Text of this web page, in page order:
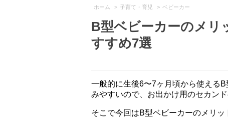
ホーム > 子育て・育児 > ベビーカー
B型ベビーカーのメリ
すすめ7選
一般的に生後6〜7ヶ月頃から使える
みやすいので、お出かけ用のセカン
そこで今回はB型ベビーカーのメリッ